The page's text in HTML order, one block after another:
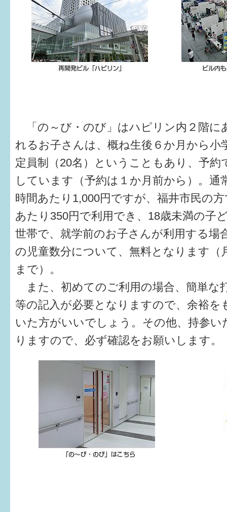
「の～び・のび」はハピリン内２階に
れるお子さんは、概ね生後６か月から小
定員制（20名）ということもあり、予約
しています（予約は１か月前から）。通
時間あたり1,000円ですが、福井市民の
あたり350円で利用でき、18歳未満の子
世帯で、就学前のお子さんが利用する場
の児童数分について、無料となります（
まで）。
また、初めてのご利用の場合、簡単な
等の記入が必要となりますので、余裕を
いた方がいいでしょう。その他、持参
りますので、必ず確認をお願いします。